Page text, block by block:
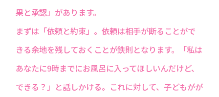
果と承認」があります。
まずは「依頼と約束」。依頼は相手が断ることがで
きる余地を残しておくことが鉄則となります。「私は
あなたに9時までにお風呂に入ってほしいんだけど、
できる？」と話しかける。これに対して、子どもがが